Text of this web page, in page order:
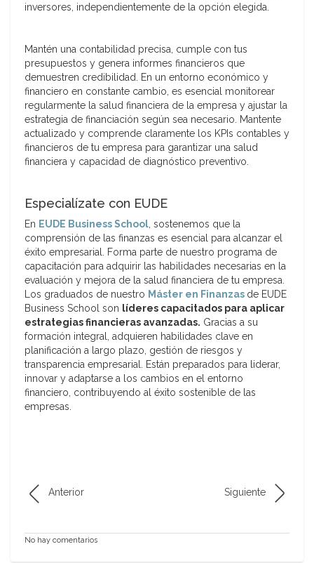
inversores, independientemente de la opción elegida.
Mantén una contabilidad precisa, cumple con tus
presupuestos y genera informes financieros que
demuestren credibilidad. En un entorno económico y
financiero en constante cambio, es esencial monitorear
regularmente la salud financiera de la empresa y ajustar la
estrategia de financiación según sea necesario. Mantente
actualizado y comprende claramente los KPIs contables y
financieros de tu empresa para garantizar una salud
financiera y capacidad de diagnóstico preventivo.
Especialízate con EUDE
En EUDE Business School, sostenemos que la
comprensión de las finanzas es esencial para alcanzar el
éxito empresarial. Forma parte de nuestro programa de
capacitación para adquirir las habilidades necesarias en la
evaluación y mejora de la salud financiera de tu empresa.
Los graduados de nuestro Máster en Finanzas de EUDE
Business School son líderes capacitados para aplicar
estrategias financieras avanzadas. Gracias a su
formación integral, adquieren habilidades clave en
planificación a largo plazo, gestión de riesgos y
transparencia empresarial. Están preparados para liderar,
innovar y adaptarse a los cambios en el entorno
financiero, contribuyendo al éxito sostenible de las
empresas.
Anterior Siguiente
No hay comentarios